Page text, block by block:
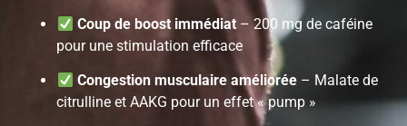
Coup de boost immédiat– 200 mg de caféine
pour une stimulation efficace
Congestion musculaire améliorée– Malate de
citrulline et AAKG pour un effet « pump »